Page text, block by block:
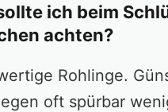
ich beim
achten?
Rohlinge.
oft spürbar